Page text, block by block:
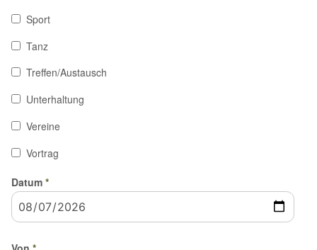
Sport
Tanz
Treffen/Austausch
Unterhaltung
Vereine
Vortrag
Datum *